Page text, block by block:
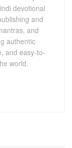
devotional
and
and
authentic
and easy-to-
world.